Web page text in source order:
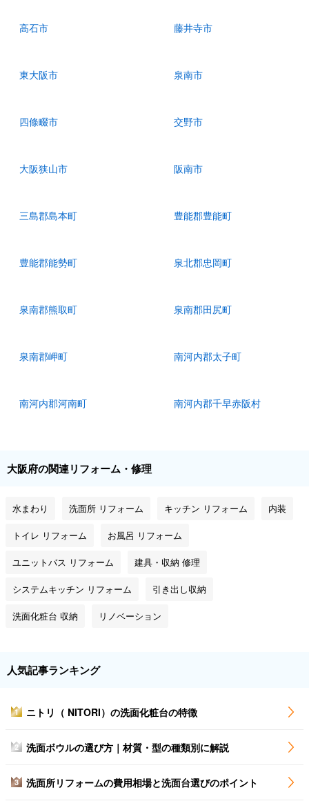
高石市 藤井寺市
東大阪市 泉南市
四條畷市 交野市
大阪狭山市 阪南市
三島郡島本町 豊能郡豊能町
豊能郡能勢町 泉北郡忠岡町
泉南郡熊取町 泉南郡田尻町
泉南郡岬町 南河内郡太子町
南河内郡河南町 南河内郡千早赤阪村
大阪府の関連リフォーム・修理
水まわり 洗面所 リフォーム キッチン リフォーム 内装
トイレ リフォーム お風呂 リフォーム
ユニットバス リフォーム 建具・収納 修理
システムキッチン リフォーム 引き出し収納
洗面化粧台 収納 リノベーション
人気記事ランキング
1 ニトリ（ NITORI）の洗面化粧台の特徴
2 洗面ボウルの選び方｜材質・型の種類別に解説
3 洗面所リフォームの費用相場と洗面台選びのポイント